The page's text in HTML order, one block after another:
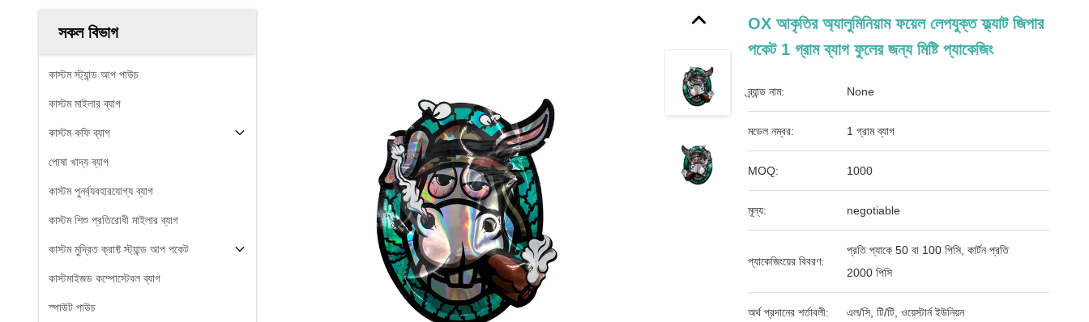
সকল বিভাগ
কাস্টম স্ট্যান্ড আপ পাউচ
কাস্টম মাইলার ব্যাগ
কাস্টম কফি ব্যাগ
পোষা খাদ্য ব্যাগ
কাস্টম পুনর্ব্যবহারযোগ্য ব্যাগ
কাস্টম শিশু প্রতিরোধী মাইলার ব্যাগ
কাস্টম মুদ্রিত ক্রাফ্ট স্ট্যান্ড আপ পকেট
কাস্টমাইজড কম্পোস্টেবল ব্যাগ
স্পাউট পাউচ
OX আকৃতির অ্যালুমিনিয়াম ফয়েল লেপযুক্ত ফ্ল্যাট জিপার
পকেট 1 গ্রাম ব্যাগ ফুলের জন্য মিষ্টি প্যাকেজিং
ব্র্যান্ড নাম: None
মডেল নম্বর: 1 গ্রাম ব্যাগ
MOQ: 1000
মূল্য: negotiable
প্যাকেজিংয়ের বিবরণ:
প্রতি প্যাকে 50 বা 100 পিসি, কার্টন প্রতি
2000 পিসি
অর্থ প্রদানের শর্তাবলী: এল/সি, টি/টি, ওয়েস্টার্ন ইউনিয়ন